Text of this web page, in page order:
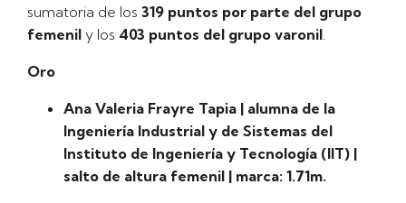
sumatoria de los 319 puntos por parte del grupo
femenil y los 403 puntos del grupo varonil.
Oro
Ana Valeria Frayre Tapia | alumna de la
Ingeniería Industrial y de Sistemas del
Instituto de Ingeniería y Tecnología (IIT) |
salto de altura femenil | marca: 1.71m.